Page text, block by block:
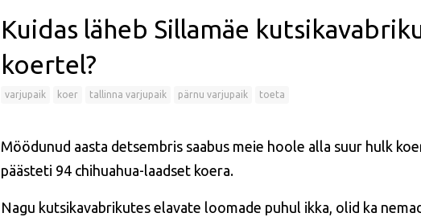
Kuidas läheb Sillamäe
koertel?
varjupaik koer tallinna varjupaik pärnu varjupaik toeta
Möödunud aasta detsembris saabus meie hoole alla suur hulk
päästeti 94 chihuahua-laadset koera.
Nagu kutsikavabrikutes elavate loomade puhul ikka, olid ka